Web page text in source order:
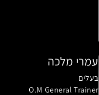
עמרי מלכה
בעלים
O.M General Trainer